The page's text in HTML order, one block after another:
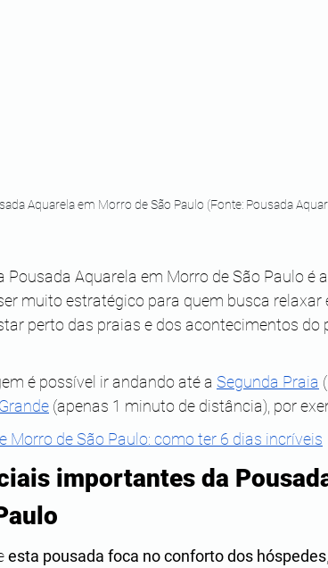
Aquarela em Morro de São Paulo (Fonte: Pousada
Aquarela em Morro de São Paulo é
muito estratégico para quem busca relaxar
perto das praias e dos acontecimentos do
é possível ir andando até a Segunda Praia
(apenas 1 minuto de distância), por
Morro de São Paulo: como ter 6 dias incríveis
importantes da
esta pousada foca no conforto dos hóspedes